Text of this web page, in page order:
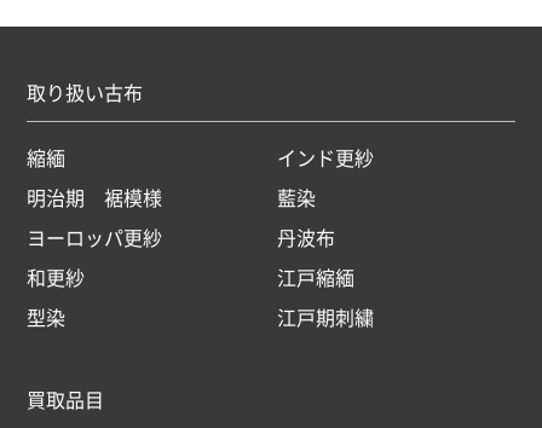
取り扱い古布
縮緬
インド更紗
明治期 裾模様
藍染
ヨーロッパ更紗
丹波布
和更紗
江戸縮緬
型染
江戸期刺繍
買取品目